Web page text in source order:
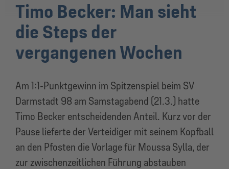
Timo Becker: Man sieht
die Steps der
vergangenen Wochen
Am 1:1-Punktgewinn im Spitzenspiel beim SV
Darmstadt 98 am Samstagabend (21.3.) hatte
Timo Becker entscheidenden Anteil. Kurz vor der
Pause lieferte der Verteidiger mit seinem Kopfball
an den Pfosten die Vorlage für Moussa Sylla, der
zur zwischenzeitlichen Führung abstauben